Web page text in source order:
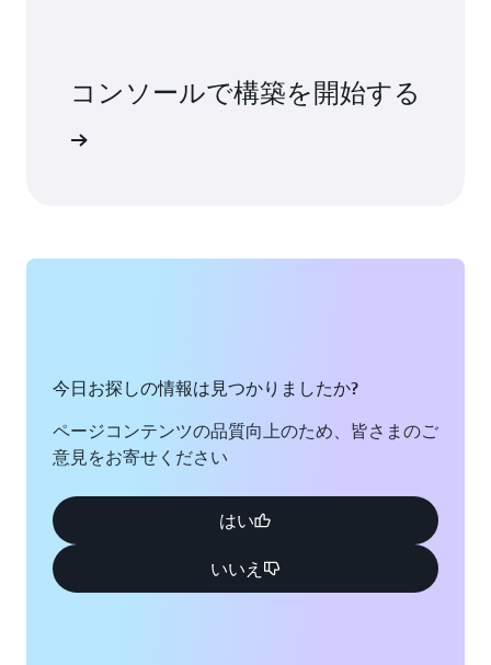
コンソールで構築を開始する
今日お探しの情報は見つかりましたか?
ページコンテンツの品質向上のため、皆さまのご
意見をお寄せください
はい
いいえ